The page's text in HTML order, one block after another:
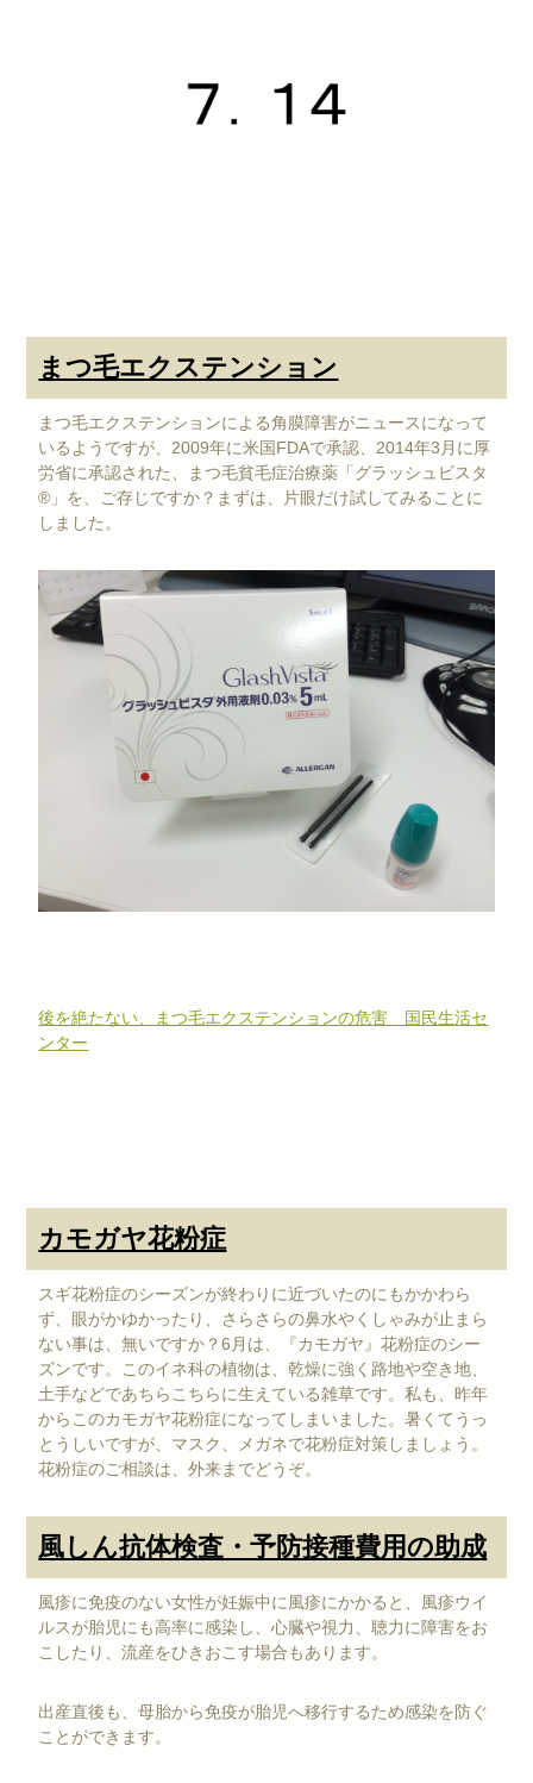
まつ毛エクステンション
まつ毛エクステンションによる角膜障害がニュースになって
いるようですが、2009年に米国FDAで承認、2014年3月に厚
労省に承認された、まつ毛貧毛症治療薬「グラッシュビスタ
®」を、ご存じですか？まずは、片眼だけ試してみることに
しました。
後を絶たない、まつ毛エクステンションの危害 国民生活セ
ンター
カモガヤ花粉症
スギ花粉症のシーズンが終わりに近づいたのにもかかわら
ず、眼がかゆかったり、さらさらの鼻水やくしゃみが止まら
ない事は、無いですか？6月は、『カモガヤ』花粉症のシー
ズンです。このイネ科の植物は、乾燥に強く路地や空き地、
土手などであちらこちらに生えている雑草です。私も、昨年
からこのカモガヤ花粉症になってしまいました。暑くてうっ
とうしいですが、マスク、メガネで花粉症対策しましょう。
花粉症のご相談は、外来までどうぞ。
風しん抗体検査・予防接種費用の助成
風疹に免疫のない女性が妊娠中に風疹にかかると、風疹ウイ
ルスが胎児にも高率に感染し、心臓や視力、聴力に障害をお
こしたり、流産をひきおこす場合もあります。
出産直後も、母胎から免疫が胎児へ移行するため感染を防ぐ
ことができます。